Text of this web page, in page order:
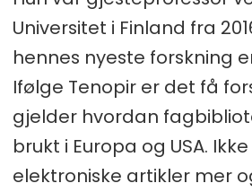
Universitet i Finland fra
hennes nyeste forskning
Ifølge Tenopir er det få
gjelder hvordan
brukt i Europa og USA.
elektroniske artikler mer